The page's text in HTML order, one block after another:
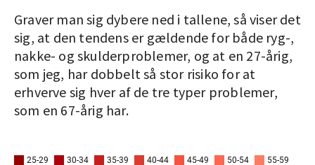
Graver man sig dybere ned i tallene, så viser det
sig, at den tendens er gældende for både ryg-,
nakke- og skulderproblemer, og at en 27-årig,
som jeg, har dobbelt så stor risiko for at
erhverve sig hver af de tre typer problemer,
som en 67-årig har.